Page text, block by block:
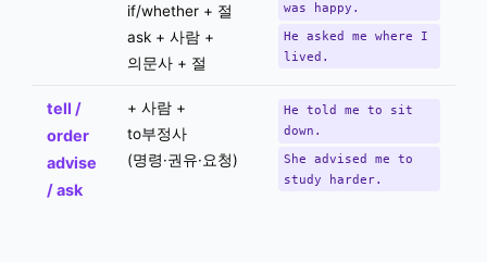
if/whether + 절
ask + 사람 +
의문사 + 절
was happy.
He asked me where I
lived.
tell /
order
advise
/ ask
+ 사람 +
to부정사
(명령·권유·요청)
He told me to sit
down.
She advised me to
study harder.